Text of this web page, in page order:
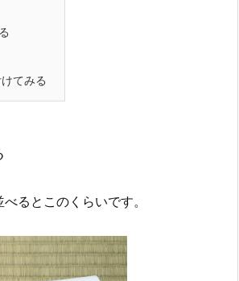
てみる
るとこのくらいです。